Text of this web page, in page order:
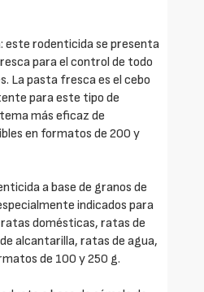
este rodenticida se presenta
para el control de todo
La pasta fresca es el cebo
para este tipo de
más eficaz de
en formatos de 200 y
a base de granos de
indicados para
domésticas, ratas de
alcantarilla, ratas de agua,
de 100 y 250 g.